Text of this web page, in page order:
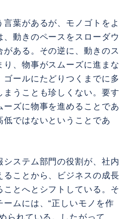
言葉があるが、モノゴトをよ
、動きのペースをスローダウ
がある。その逆に、動きのス
り、物事がスムーズに進まな
ゴールにたどりつくまでに多
まうことも珍しくない。要す
ーズに物事を進めることであ
低ではないということであ
システム部門の役割が、社内
ることから、ビジネスの成長
ことへとシフトしている。そ
ムには、“正しいモノを作